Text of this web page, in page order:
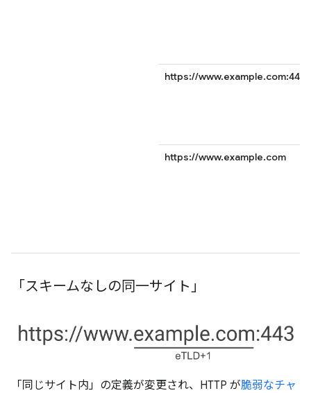
https://www.example.com:443
https://www.example.com
「スキームなしの同一サイト」
「同じサイト内」の定義が変更され、HTTP が脆弱なチャ